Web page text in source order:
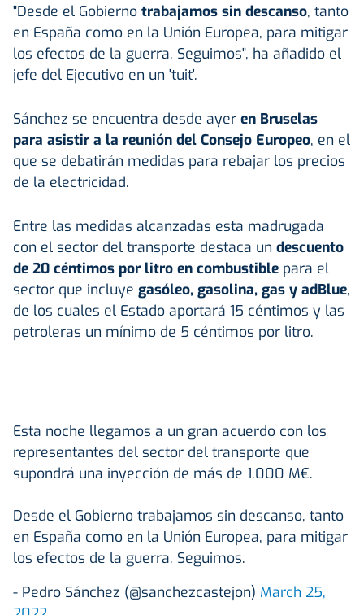
"Desde el Gobierno trabajamos sin descanso, tanto
en España como en la Unión Europea, para mitigar
los efectos de la guerra. Seguimos", ha añadido el
jefe del Ejecutivo en un 'tuit'.
Sánchez se encuentra desde ayer en Bruselas
para asistir a la reunión del Consejo Europeo, en el
que se debatirán medidas para rebajar los precios
de la electricidad.
Entre las medidas alcanzadas esta madrugada
con el sector del transporte destaca un descuento
de 20 céntimos por litro en combustible para el
sector que incluye gasóleo, gasolina, gas y adBlue,
de los cuales el Estado aportará 15 céntimos y las
petroleras un mínimo de 5 céntimos por litro.
Esta noche llegamos a un gran acuerdo con los
representantes del sector del transporte que
supondrá una inyección de más de 1.000 M€.
Desde el Gobierno trabajamos sin descanso, tanto
en España como en la Unión Europea, para mitigar
los efectos de la guerra. Seguimos.
- Pedro Sánchez (@sanchezcastejon) March 25,